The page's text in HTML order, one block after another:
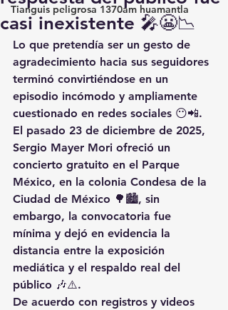
Tianguis peligrosa 1370am huamantla
casi inexistente 🎤😬📉
Lo que pretendía ser un gesto de
agradecimiento hacia sus seguidores
terminó convirtiéndose en un
episodio incómodo y ampliamente
cuestionado en redes sociales 😶📲.
El pasado 23 de diciembre de 2025,
Sergio Mayer Mori ofreció un
concierto gratuito en el Parque
México, en la colonia Condesa de la
Ciudad de México 🌳🏙️, sin
embargo, la convocatoria fue
mínima y dejó en evidencia la
distancia entre la exposición
mediática y el respaldo real del
público 🎶⚠️.
De acuerdo con registros y videos